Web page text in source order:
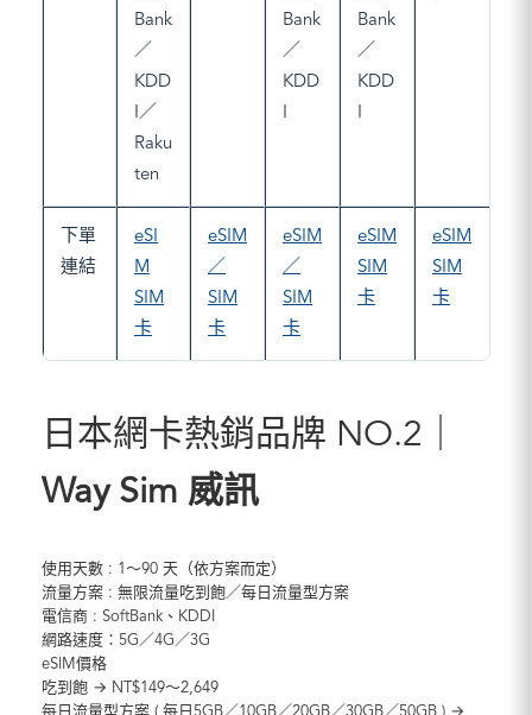
Bank
／
KDD
I／
Raku
ten
Bank
／
KDD
Bank
／
KDD
下單
連結
eSI
M
SIM
卡
eSIM
／
SIM
卡
eSIM
／
SIM
卡
eSIM
SIM
卡
eSIM
SIM
卡
日本網卡熱銷品牌 NO.2｜
Way Sim 威訊
使用天數 : 1～90 天（依方案而定）
流量方案 : 無限流量吃到飽／每日流量型方案
電信商 : SoftBank、KDDI
網路速度：5G／4G／3G
eSIM價格
吃到飽 → NT$149～2,649
每日流量型方案 ( 每日5GB／10GB／20GB／30GB／50GB ) →